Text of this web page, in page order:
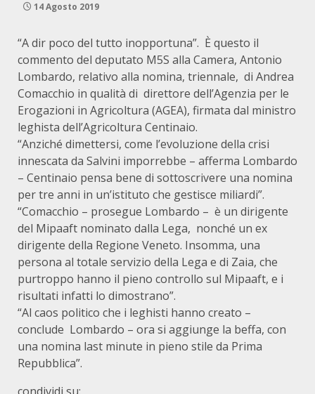
14 Agosto 2019
“A dir poco del tutto inopportuna”. È questo il
commento del deputato M5S alla Camera, Antonio
Lombardo, relativo alla nomina, triennale, di Andrea
Comacchio in qualità di direttore dell’Agenzia per le
Erogazioni in Agricoltura (AGEA), firmata dal ministro
leghista dell’Agricoltura Centinaio.
“Anziché dimettersi, come l’evoluzione della crisi
innescata da Salvini imporrebbe – afferma Lombardo
– Centinaio pensa bene di sottoscrivere una nomina
per tre anni in un’istituto che gestisce miliardi”.
“Comacchio – prosegue Lombardo – è un dirigente
del Mipaaft nominato dalla Lega, nonché un ex
dirigente della Regione Veneto. Insomma, una
persona al totale servizio della Lega e di Zaia, che
purtroppo hanno il pieno controllo sul Mipaaft, e i
risultati infatti lo dimostrano”.
“Al caos politico che i leghisti hanno creato –
conclude Lombardo – ora si aggiunge la beffa, con
una nomina last minute in pieno stile da Prima
Repubblica”.